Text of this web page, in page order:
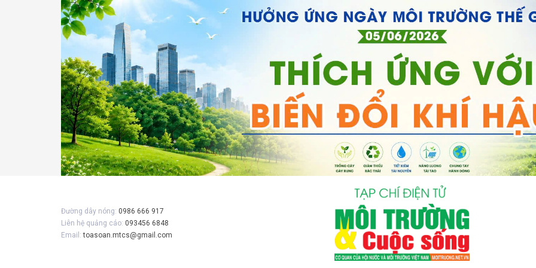
Đường dây nóng: 0986 666 917
Liên hệ quảng cáo: 093456 6848
Email:toasoan.mtcs@gmail.com
Gửi bình luận